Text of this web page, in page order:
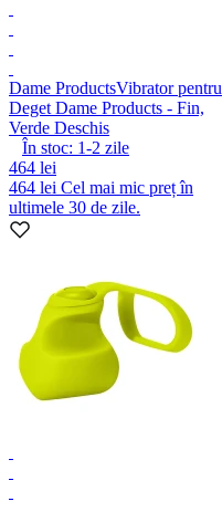
Dame ProductsVibrator pentru
Deget Dame Products - Fin,
Verde Deschis
În stoc: 1-2 zile
464 lei
464 lei Cel mai mic preț în
ultimele 30 de zile.